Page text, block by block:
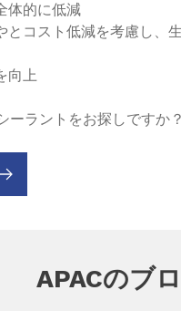
体的に低減
コスト低減を考慮し、
向上
ーラントをお探しですか？
APACのブ